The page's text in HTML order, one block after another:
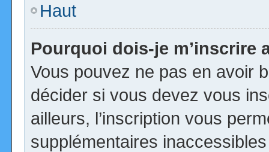
Haut
Pourquoi dois-je m’inscrire
Vous pouvez ne pas en avoir
décider si vous devez vous
ailleurs, l’inscription vous
supplémentaires